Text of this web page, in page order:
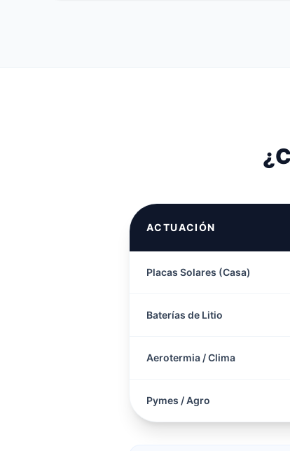
ACTUACIÓN
Placas Solares (Casa)
Baterías de Litio
Aerotermia / Clima
Pymes / Agro